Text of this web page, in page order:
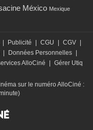
México Mexique
Publicité CGU CGV
Données Personnelles
AlloCiné
Gérer Utiq
sur le numéro AlloCiné :